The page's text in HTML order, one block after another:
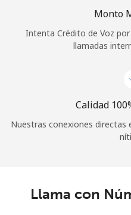
Monto
Intenta Crédito de Voz
llamadas
Calidad
Nuestras conexiones directas
Llama con